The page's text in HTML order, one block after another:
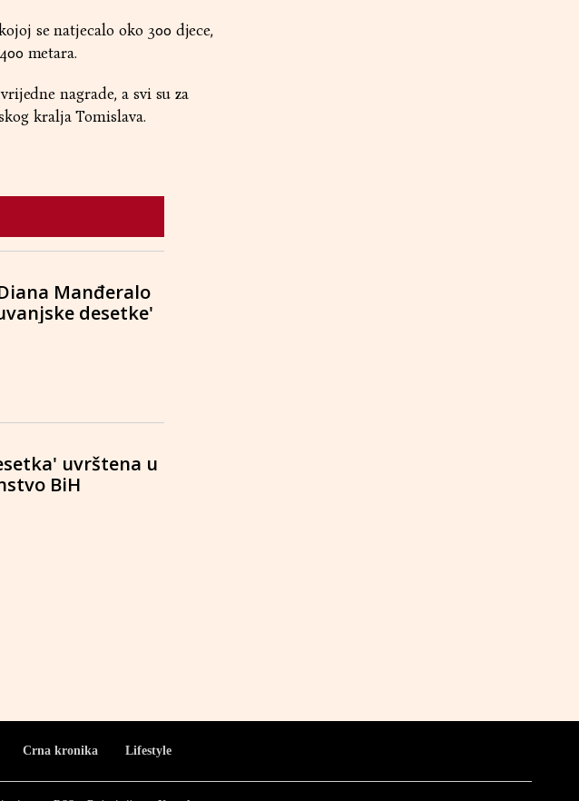
se natjecalo oko 300 djece,
metara.
nagrade, a svi su za
kralja Tomislava.
Manđeralo
desetke'
uvrštena u
BiH
Crna kronika Lifestyle